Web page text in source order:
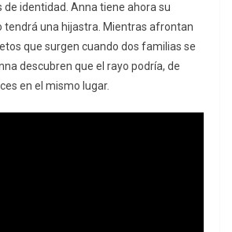
identidad. Anna tiene ahora su
tendrá una hijastra. Mientras afrontan
que surgen cuando dos familias se
descubren que el rayo podría, de
en el mismo lugar.